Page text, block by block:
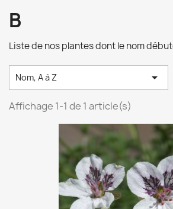
B
Liste de nos plantes dont le nom
Nom, A à Z 
Affichage 1-1 de 1 article(s)